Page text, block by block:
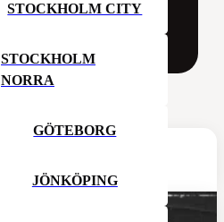
STOCKHOLM CITY
STOCKHOLM
NORRA
GÖTEBORG
JÖNKÖPING